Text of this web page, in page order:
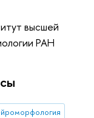
высшей
РАН